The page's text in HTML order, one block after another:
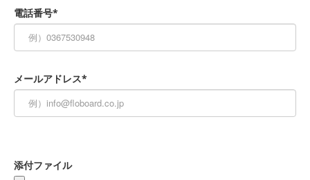
電話番号*
メールアドレス*
添付ファイル